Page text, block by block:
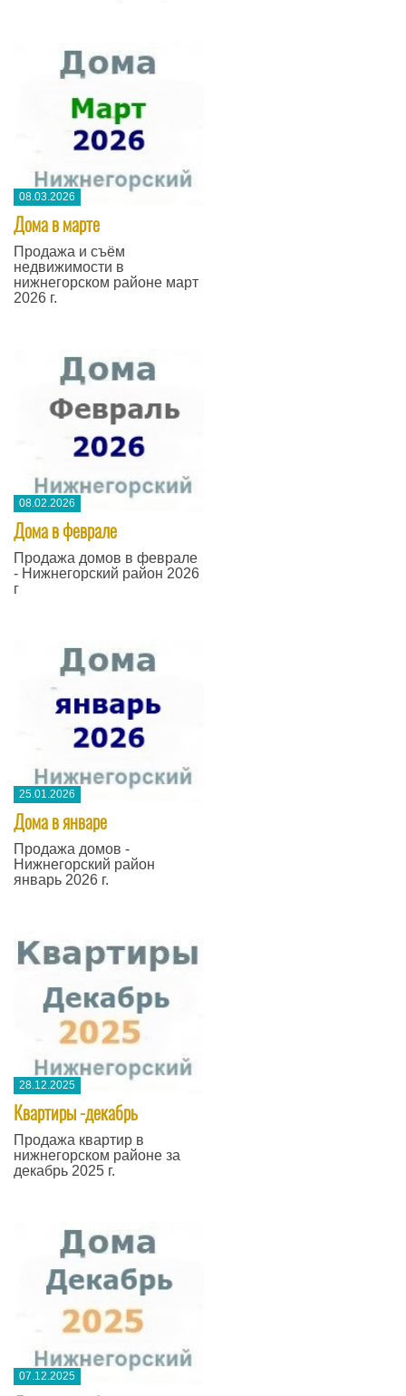
08.03.2026
Дома в марте
Продажа и съём
недвижимости в
нижнегорском районе март
2026 г.
08.02.2026
Дома в феврале
Продажа домов в феврале
- Нижнегорский район 2026
г
25.01.2026
Дома в январе
Продажа домов -
Нижнегорский район
январь 2026 г.
28.12.2025
Квартиры -декабрь
Продажа квартир в
нижнегорском районе за
декабрь 2025 г.
07.12.2025